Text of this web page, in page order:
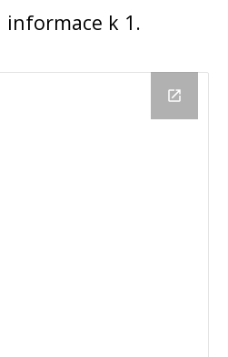
informace k 1.